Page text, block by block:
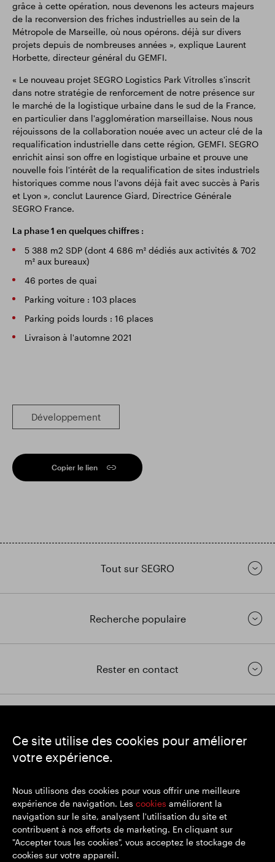
Ce site utilise des cookies pour améliorer
votre expérience.
Nous utilisons des cookies pour vous offrir une meilleure
expérience de navigation. Les cookies améliorent la
navigation sur le site, analysent l'utilisation du site et
contribuent à nos efforts de marketing. En cliquant sur
"Accepter tous les cookies", vous acceptez le stockage de
cookies sur votre appareil.
grâce à cette opération, nous devenons les acteurs majeurs
de la reconversion des friches industrielles au sein de la
Métropole de Marseille, où nous opérons. déjà sur divers
projets depuis de nombreuses années », explique Laurent
Horbette, directeur général du GEMFI.
« Le nouveau projet SEGRO Logistics Park Vitrolles s'inscrit
dans notre stratégie de renforcement de notre présence sur
le marché de la logistique urbaine dans le sud de la France,
en particulier dans l'agglomération marseillaise. Nous nous
réjouissons de la collaboration nouée avec un acteur clé de la
requalification industrielle dans cette région, GEMFI. SEGRO
enrichit ainsi son offre en logistique urbaine et prouve une
nouvelle fois l'intérêt de la requalification de sites industriels
historiques comme nous l'avons déjà fait avec succès à Paris
et Lyon », conclut Laurence Giard, Directrice Générale
SEGRO France.
La phase 1 en quelques chiffres :
5 388 m2 SDP (dont 4 686 m² dédiés aux activités & 702
m² aux bureaux)
46 portes de quai
Parking voiture : 103 places
Parking poids lourds : 16 places
Livraison à l'automne 2021
Développement
Copier le lien
Tout sur SEGRO
Recherche populaire
Rester en contact
SEGRO
Siège social : 1 New Burlington Place, Londres W1S 2HR
Lieu d'immatriculation : Angleterre et Pays de Galles
© SEGRO 2022
Clause de non-responsabilité